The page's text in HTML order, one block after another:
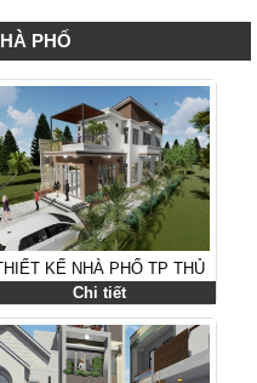
PHỐ
KẾ NHÀ PHỐ TP THỦ
ĐỨC TPHCM
Chi tiết